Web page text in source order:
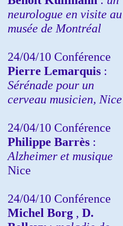
neurologue en visite au
musée de Montréal
24/04/10 Conférence
Pierre Lemarquis :
Sérénade pour un
cerveau musicien, Nice
24/04/10 Conférence
Philippe Barrès :
Alzheimer et musique
Nice
24/04/10 Conférence
Michel Borg , D.